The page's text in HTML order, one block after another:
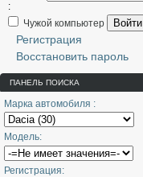
:
Чужой компьютер
Войти
Регистрация
Восстановить пароль
ПАНЕЛЬ ПОИСКА
Марка автомобиля :
Модель:
Регистрация: